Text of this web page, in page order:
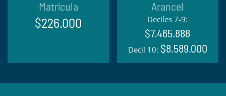
Matrícula
$226.000
Arancel
Deciles 7-9:
$7.465.888
Decil 10: $8.589.000